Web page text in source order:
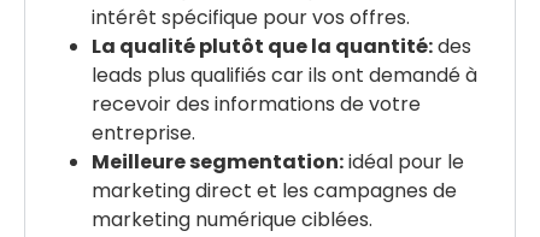
intérêt spécifique pour vos offres.
La qualité plutôt que la quantité:des
leads plus qualifiés car ils ont demandé à
recevoir des informations de votre
entreprise.
Meilleure segmentation:idéal pour le
marketing direct et les campagnes de
marketing numérique ciblées.